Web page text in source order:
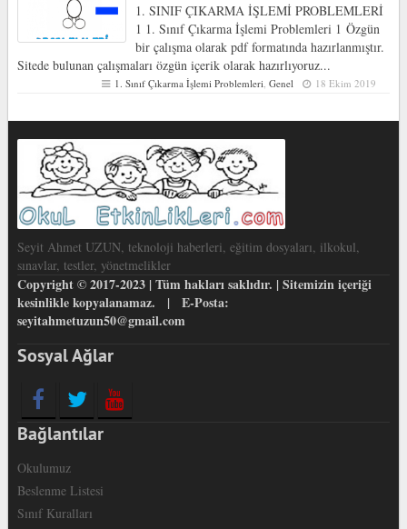
1. SINIF ÇIKARMA İŞLEMİ PROBLEMLERİ
1 1. Sınıf Çıkarma İşlemi Problemleri 1 Özgün
bir çalışma olarak pdf formatında hazırlanmıştır.
Sitede bulunan çalışmaları özgün içerik olarak hazırlıyoruz...
1. Sınıf Çıkarma İşlemi Problemleri ,Genel 18 Ekim 2019
Seyit Ahmet UZUN, teknoloji haberleri, eğitim dosyaları, ilkokul,
sınavlar, testler, yönetmelikler
Copyright © 2017-2023 | Tüm hakları saklıdır. | Sitemizin içeriği
kesinlikle kopyalanamaz. | E-Posta:
seyitahmetuzun50@gmail.com
Sosyal Ağlar
Bağlantılar
Okulumuz
Beslenme Listesi
Sınıf Kuralları